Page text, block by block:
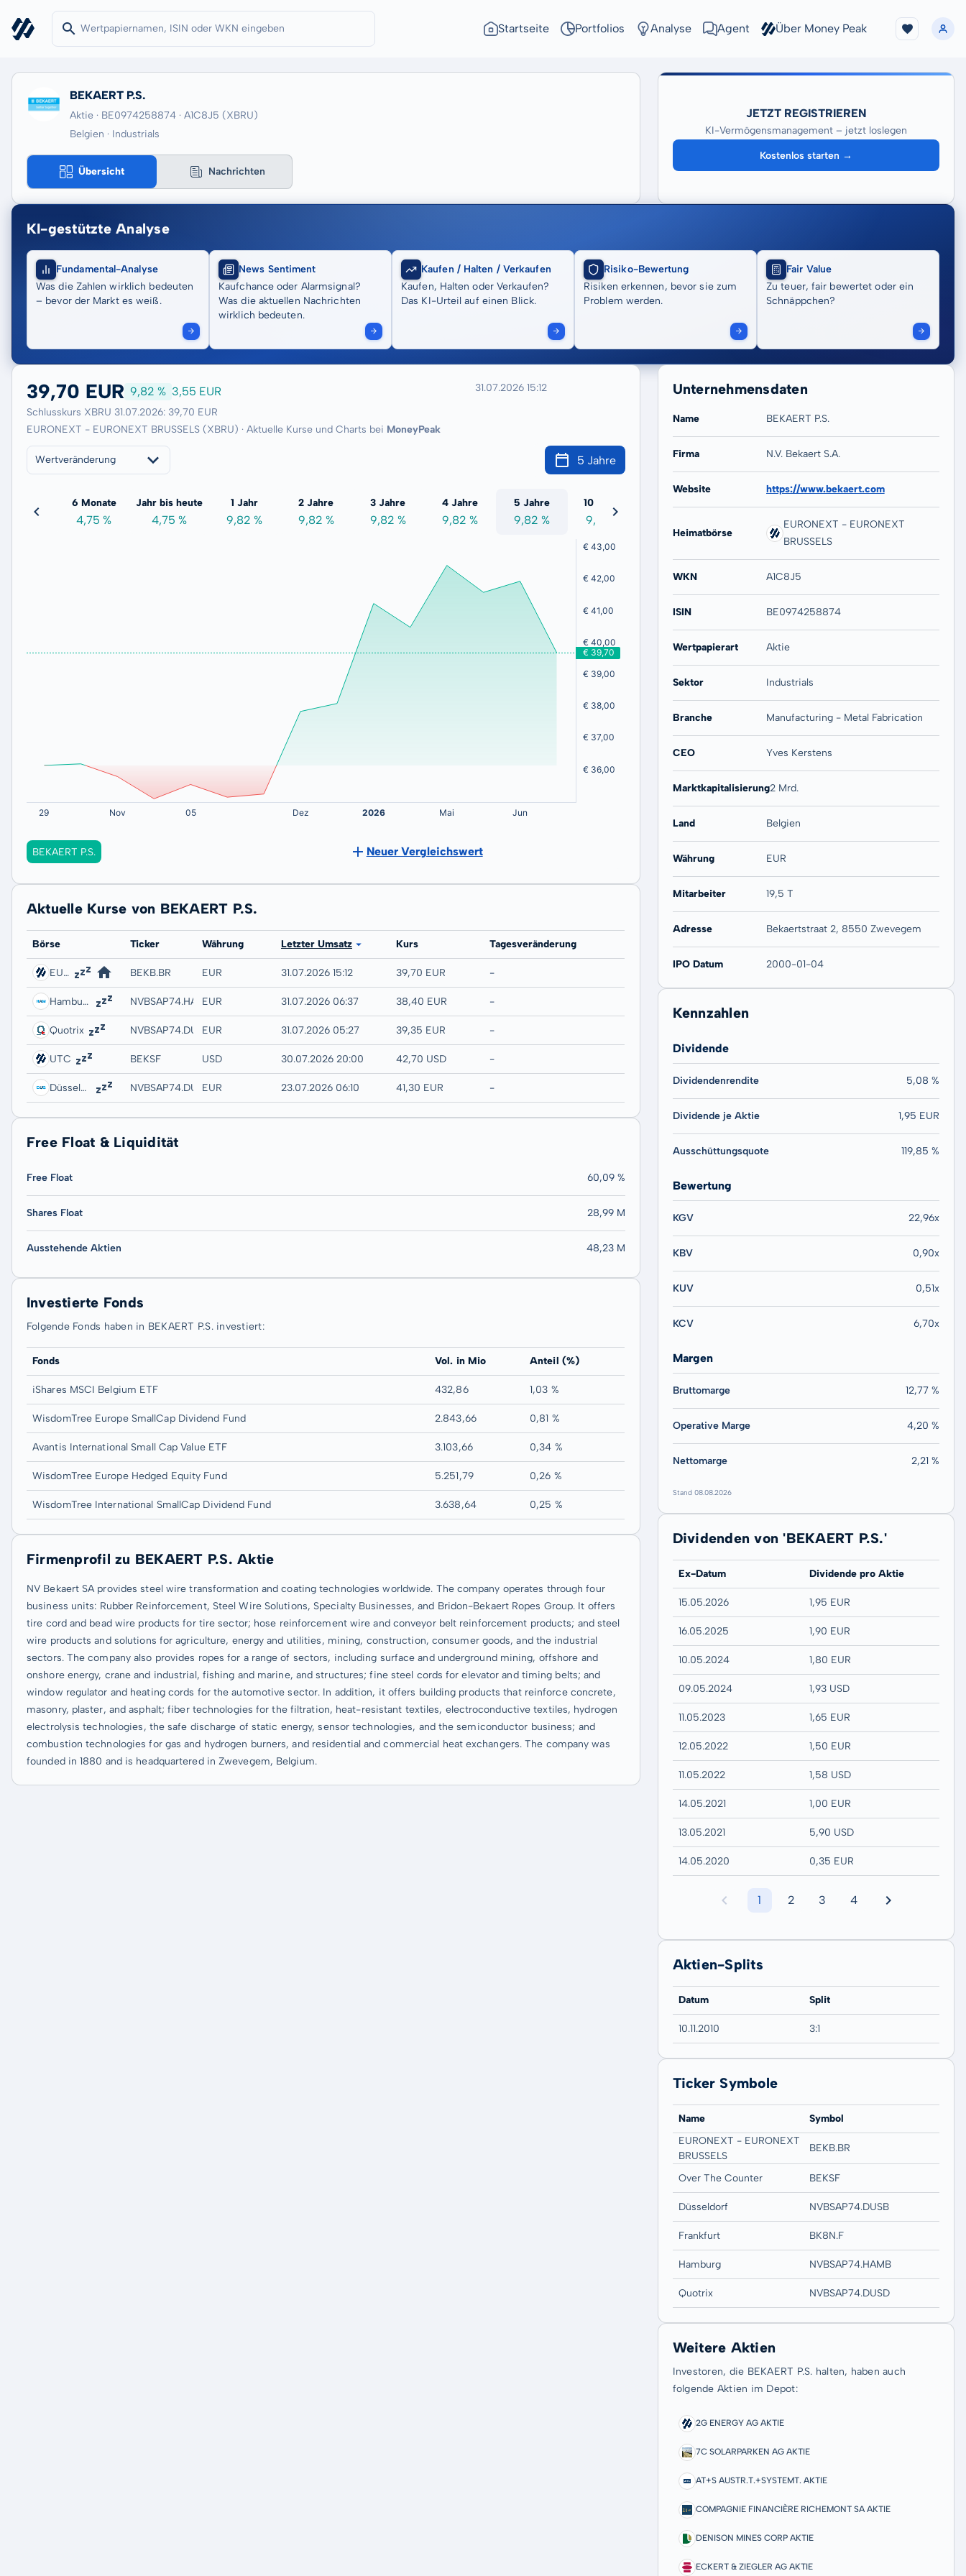
Startseite Portfolios Analyse Agent Über Money Peak
BEKAERT P.S.
Aktie · BE0974258874 · A1C8J5 (XBRU)
Belgien · Industrials
Übersicht Nachrichten
JETZT REGISTRIEREN
KI-Vermögensmanagement – jetzt loslegen
Kostenlos starten →
KI-gestützte Analyse
Fundamental-Analyse
Was die Zahlen wirklich bedeuten
– bevor der Markt es weiß.
News Sentiment
Kaufchance oder Alarmsignal?
Was die aktuellen Nachrichten
wirklich bedeuten.
Kaufen / Halten / Verkaufen
Kaufen, Halten oder Verkaufen?
Das KI-Urteil auf einen Blick.
Risiko-Bewertung
Risiken erkennen, bevor sie zum
Problem werden.
Fair Value
Zu teuer, fair bewertet oder ein
Schnäppchen?
39,70 EUR 9,82 % 3,55 EUR
Schlusskurs XBRU 31.07.2026: 39,70 EUR
EURONEXT - EURONEXT BRUSSELS (XBRU) · Aktuelle Kurse und Charts bei MoneyPeak
31.07.2026 15:12
Wertveränderung 5 Jahre
-9,36 %
6 Monate
4,75 %
Jahr bis heute
4,75 %
1 Jahr
9,82 %
2 Jahre
9,82 %
3 Jahre
9,82 %
4 Jahre
9,82 %
5 Jahre
9,82 %
10 Jahre
9,82 %
BEKAERT P.S. Neuer Vergleichswert
Aktuelle Kurse von BEKAERT P.S.
Börse Ticker Währung Letzter Umsatz Kurs Tagesveränderung
EURONEXT - EURONEXT BRUSSELS BEKB.BR EUR 31.07.2026 15:12 39,70 EUR -
Hamburg NVBSAP74.HAMBEUR 31.07.2026 06:37 38,40 EUR -
Quotrix NVBSAP74.DUSDEUR 31.07.2026 05:27 39,35 EUR -
UTC BEKSF USD 30.07.2026 20:00 42,70 USD -
Düsseldorf NVBSAP74.DUSBEUR 23.07.2026 06:10 41,30 EUR -
Free Float & Liquidität
Free Float 60,09 %
Shares Float 28,99 M
Ausstehende Aktien 48,23 M
Investierte Fonds
Folgende Fonds haben in BEKAERT P.S. investiert:
Fonds Vol. in Mio Anteil (%)
iShares MSCI Belgium ETF 432,86 1,03 %
WisdomTree Europe SmallCap Dividend Fund 2.843,66 0,81 %
Avantis International Small Cap Value ETF 3.103,66 0,34 %
WisdomTree Europe Hedged Equity Fund 5.251,79 0,26 %
WisdomTree International SmallCap Dividend Fund 3.638,64 0,25 %
Firmenprofil zu BEKAERT P.S. Aktie
NV Bekaert SA provides steel wire transformation and coating technologies worldwide. The company operates through four
business units: Rubber Reinforcement, Steel Wire Solutions, Specialty Businesses, and Bridon-Bekaert Ropes Group. It offers
tire cord and bead wire products for tire sector; hose reinforcement wire and conveyor belt reinforcement products; and steel
wire products and solutions for agriculture, energy and utilities, mining, construction, consumer goods, and the industrial
sectors. The company also provides ropes for a range of sectors, including surface and underground mining, offshore and
onshore energy, crane and industrial, fishing and marine, and structures; fine steel cords for elevator and timing belts; and
window regulator and heating cords for the automotive sector. In addition, it offers building products that reinforce concrete,
masonry, plaster, and asphalt; fiber technologies for the filtration, heat-resistant textiles, electroconductive textiles, hydrogen
electrolysis technologies, the safe discharge of static energy, sensor technologies, and the semiconductor business; and
combustion technologies for gas and hydrogen burners, and residential and commercial heat exchangers. The company was
founded in 1880 and is headquartered in Zwevegem, Belgium.
Unternehmensdaten
Name BEKAERT P.S.
Firma N.V. Bekaert S.A.
Website https://www.bekaert.com
Heimatbörse
EURONEXT - EURONEXT
BRUSSELS
WKN A1C8J5
ISIN BE0974258874
Wertpapierart Aktie
Sektor Industrials
Branche Manufacturing - Metal Fabrication
CEO Yves Kerstens
Marktkapitalisierung2 Mrd.
Land Belgien
Währung EUR
Mitarbeiter 19,5 T
Adresse Bekaertstraat 2, 8550 Zwevegem
IPO Datum 2000-01-04
Kennzahlen
Dividende
Dividendenrendite 5,08 %
Dividende je Aktie 1,95 EUR
Ausschüttungsquote 119,85 %
Bewertung
KGV 22,96x
KBV 0,90x
KUV 0,51x
KCV 6,70x
Margen
Bruttomarge 12,77 %
Operative Marge 4,20 %
Nettomarge 2,21 %
Stand 08.08.2026
Dividenden von 'BEKAERT P.S.'
Ex-Datum Dividende pro Aktie
15.05.2026 1,95 EUR
16.05.2025 1,90 EUR
10.05.2024 1,80 EUR
09.05.2024 1,93 USD
11.05.2023 1,65 EUR
12.05.2022 1,50 EUR
11.05.2022 1,58 USD
14.05.2021 1,00 EUR
13.05.2021 5,90 USD
14.05.2020 0,35 EUR
1 2 3 4
Aktien-Splits
Datum Split
10.11.2010 3:1
Ticker Symbole
Name
Symbol
EURONEXT - EURONEXT
BRUSSELS
BEKB.BR
Over The Counter BEKSF
Düsseldorf NVBSAP74.DUSB
Frankfurt BK8N.F
Hamburg NVBSAP74.HAMB
Quotrix NVBSAP74.DUSD
Weitere Aktien
Investoren, die BEKAERT P.S. halten, haben auch
folgende Aktien im Depot:
2G ENERGY AG AKTIE
7C SOLARPARKEN AG AKTIE
AT+S AUSTR.T.+SYSTEMT. AKTIE
COMPAGNIE FINANCIÈRE RICHEMONT SA AKTIE
DENISON MINES CORP AKTIE
ECKERT & ZIEGLER AG AKTIE